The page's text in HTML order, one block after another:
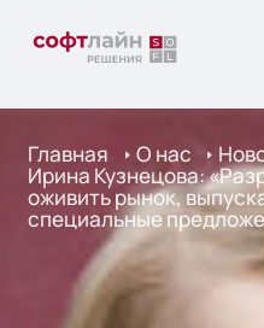
Главная О нас
Ирина Кузнецова:
оживить рынок,
специальные